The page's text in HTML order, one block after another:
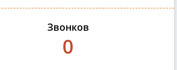
Звонков
0